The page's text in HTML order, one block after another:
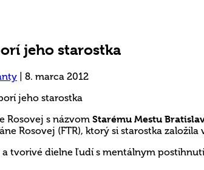
jeho starostka
8. marca 2012
Rosovej s názvom Starému Mestu
Rosovej (FTR), ktorý si starostka
a tvorivé dielne ľudí s mentálnym